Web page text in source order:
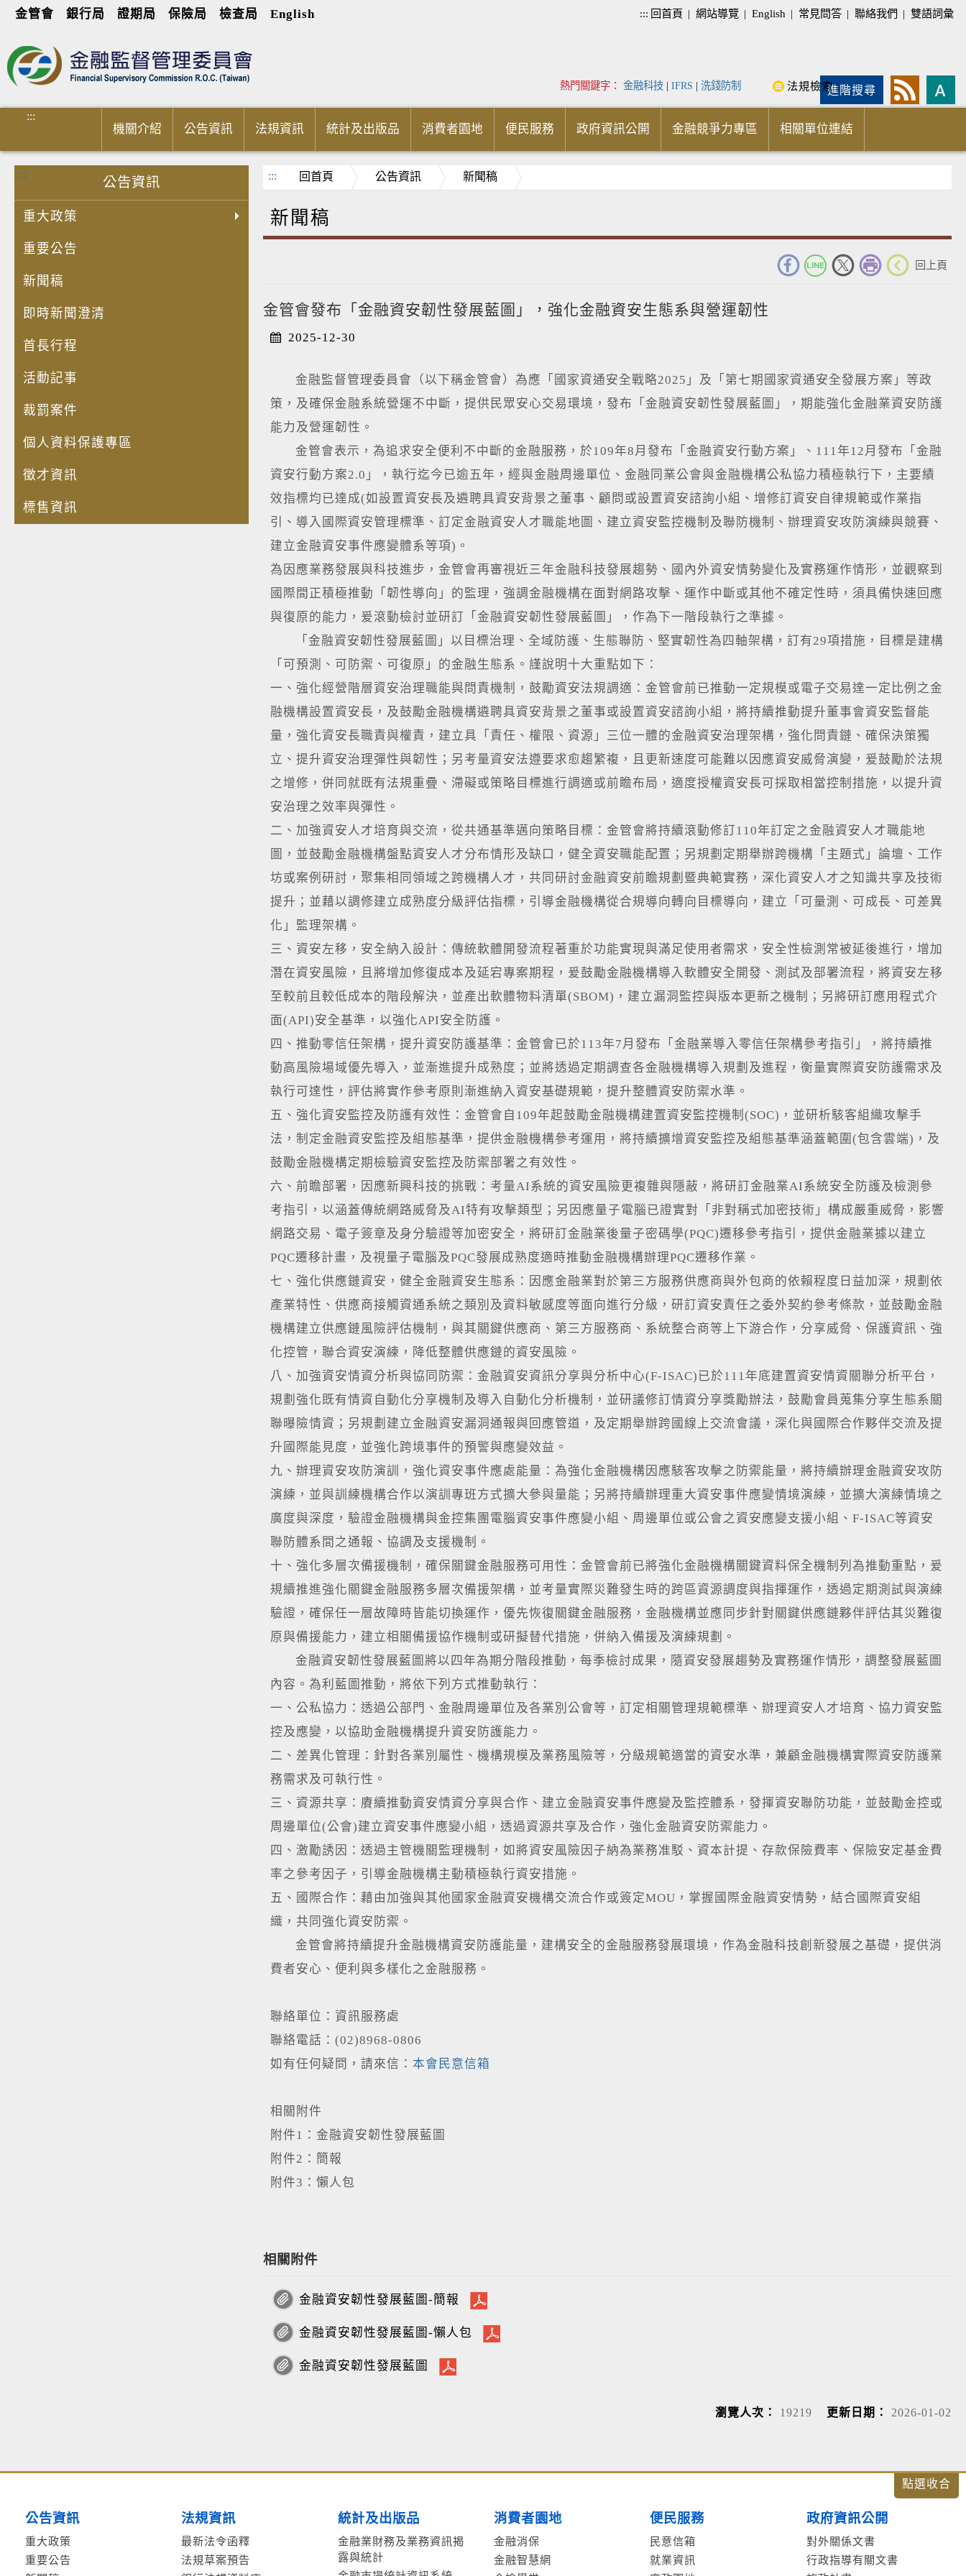
金管會 銀行局 證期局 保險局 檢查局 English ::: 回首頁 | 網站導覽 | English | 常見問答 | 聯絡我們 | 雙語詞彙
進階搜尋
熱門關鍵字： 金融科技 | IFRS | 洗錢防制 法規檢索
:::
機關介紹 公告資訊 法規資訊 統計及出版品 消費者園地 便民服務 政府資訊公開 金融競爭力專區 相關單位連結
:::
公告資訊
重大政策
重要公告
新聞稿
即時新聞澄清
首長行程
活動記事
裁罰案件
個人資料保護專區
徵才資訊
標售資訊
::: 回首頁 公告資訊 新聞稿
新聞稿
回上頁
金管會發布「金融資安韌性發展藍圖」，強化金融資安生態系與營運韌性
2025-12-30
金融監督管理委員會（以下稱金管會）為應「國家資通安全戰略2025」及「第七期國家資通安全發展方案」等政
策，及確保金融系統營運不中斷，提供民眾安心交易環境，發布「金融資安韌性發展藍圖」，期能強化金融業資安防護
能力及營運韌性。
金管會表示，為追求安全便利不中斷的金融服務，於109年8月發布「金融資安行動方案」、111年12月發布「金融
資安行動方案2.0」，執行迄今已逾五年，經與金融周邊單位、金融同業公會與金融機構公私協力積極執行下，主要績
效指標均已達成(如設置資安長及遴聘具資安背景之董事、顧問或設置資安諮詢小組、增修訂資安自律規範或作業指
引、導入國際資安管理標準、訂定金融資安人才職能地圖、建立資安監控機制及聯防機制、辦理資安攻防演練與競賽、
建立金融資安事件應變體系等項)。
為因應業務發展與科技進步，金管會再審視近三年金融科技發展趨勢、國內外資安情勢變化及實務運作情形，並觀察到
國際間正積極推動「韌性導向」的監理，強調金融機構在面對網路攻擊、運作中斷或其他不確定性時，須具備快速回應
與復原的能力，爰滾動檢討並研訂「金融資安韌性發展藍圖」，作為下一階段執行之準據。
「金融資安韌性發展藍圖」以目標治理、全域防護、生態聯防、堅實韌性為四軸架構，訂有29項措施，目標是建構
「可預測、可防禦、可復原」的金融生態系。謹說明十大重點如下：
一、強化經營階層資安治理職能與問責機制，鼓勵資安法規調適：金管會前已推動一定規模或電子交易達一定比例之金
融機構設置資安長，及鼓勵金融機構遴聘具資安背景之董事或設置資安諮詢小組，將持續推動提升董事會資安監督能
量，強化資安長職責與權責，建立具「責任、權限、資源」三位一體的金融資安治理架構，強化問責鏈、確保決策獨
立、提升資安治理彈性與韌性；另考量資安法遵要求愈趨繁複，且更新速度可能難以因應資安威脅演變，爰鼓勵於法規
之增修，併同就既有法規重疊、滯礙或策略目標進行調適或前瞻布局，適度授權資安長可採取相當控制措施，以提升資
安治理之效率與彈性。
二、加強資安人才培育與交流，從共通基準邁向策略目標：金管會將持續滾動修訂110年訂定之金融資安人才職能地
圖，並鼓勵金融機構盤點資安人才分布情形及缺口，健全資安職能配置；另規劃定期舉辦跨機構「主題式」論壇、工作
坊或案例研討，聚集相同領域之跨機構人才，共同研討金融資安前瞻規劃暨典範實務，深化資安人才之知識共享及技術
提升；並藉以調修建立成熟度分級評估指標，引導金融機構從合規導向轉向目標導向，建立「可量測、可成長、可差異
化」監理架構。
三、資安左移，安全納入設計：傳統軟體開發流程著重於功能實現與滿足使用者需求，安全性檢測常被延後進行，增加
潛在資安風險，且將增加修復成本及延宕專案期程，爰鼓勵金融機構導入軟體安全開發、測試及部署流程，將資安左移
至較前且較低成本的階段解決，並產出軟體物料清單(SBOM)，建立漏洞監控與版本更新之機制；另將研訂應用程式介
面(API)安全基準，以強化API安全防護。
四、推動零信任架構，提升資安防護基準：金管會已於113年7月發布「金融業導入零信任架構參考指引」，將持續推
動高風險場域優先導入，並漸進提升成熟度；並將透過定期調查各金融機構導入規劃及進程，衡量實際資安防護需求及
執行可達性，評估將實作參考原則漸進納入資安基礎規範，提升整體資安防禦水準。
五、強化資安監控及防護有效性：金管會自109年起鼓勵金融機構建置資安監控機制(SOC)，並研析駭客組織攻擊手
法，制定金融資安監控及組態基準，提供金融機構參考運用，將持續擴增資安監控及組態基準涵蓋範圍(包含雲端)，及
鼓勵金融機構定期檢驗資安監控及防禦部署之有效性。
六、前瞻部署，因應新興科技的挑戰：考量AI系統的資安風險更複雜與隱蔽，將研訂金融業AI系統安全防護及檢測參
考指引，以涵蓋傳統網路威脅及AI特有攻擊類型；另因應量子電腦已證實對「非對稱式加密技術」構成嚴重威脅，影響
網路交易、電子簽章及身分驗證等加密安全，將研訂金融業後量子密碼學(PQC)遷移參考指引，提供金融業據以建立
PQC遷移計畫，及視量子電腦及PQC發展成熟度適時推動金融機構辦理PQC遷移作業。
七、強化供應鏈資安，健全金融資安生態系：因應金融業對於第三方服務供應商與外包商的依賴程度日益加深，規劃依
產業特性、供應商接觸資通系統之類別及資料敏感度等面向進行分級，研訂資安責任之委外契約參考條款，並鼓勵金融
機構建立供應鏈風險評估機制，與其關鍵供應商、第三方服務商、系統整合商等上下游合作，分享威脅、保護資訊、強
化控管，聯合資安演練，降低整體供應鏈的資安風險。
八、加強資安情資分析與協同防禦：金融資安資訊分享與分析中心(F-ISAC)已於111年底建置資安情資關聯分析平台，
規劃強化既有情資自動化分享機制及導入自動化分析機制，並研議修訂情資分享獎勵辦法，鼓勵會員蒐集分享生態系關
聯曝險情資；另規劃建立金融資安漏洞通報與回應管道，及定期舉辦跨國線上交流會議，深化與國際合作夥伴交流及提
升國際能見度，並強化跨境事件的預警與應變效益。
九、辦理資安攻防演訓，強化資安事件應處能量：為強化金融機構因應駭客攻擊之防禦能量，將持續辦理金融資安攻防
演練，並與訓練機構合作以演訓專班方式擴大參與量能；另將持續辦理重大資安事件應變情境演練，並擴大演練情境之
廣度與深度，驗證金融機構與金控集團電腦資安事件應變小組、周邊單位或公會之資安應變支援小組、F-ISAC等資安
聯防體系間之通報、協調及支援機制。
十、強化多層次備援機制，確保關鍵金融服務可用性：金管會前已將強化金融機構關鍵資料保全機制列為推動重點，爰
規續推進強化關鍵金融服務多層次備援架構，並考量實際災難發生時的跨區資源調度與指揮運作，透過定期測試與演練
驗證，確保任一層故障時皆能切換運作，優先恢復關鍵金融服務，金融機構並應同步針對關鍵供應鏈夥伴評估其災難復
原與備援能力，建立相關備援協作機制或研擬替代措施，併納入備援及演練規劃。
金融資安韌性發展藍圖將以四年為期分階段推動，每季檢討成果，隨資安發展趨勢及實務運作情形，調整發展藍圖
內容。為利藍圖推動，將依下列方式推動執行：
一、公私協力：透過公部門、金融周邊單位及各業別公會等，訂定相關管理規範標準、辦理資安人才培育、協力資安監
控及應變，以協助金融機構提升資安防護能力。
二、差異化管理：針對各業別屬性、機構規模及業務風險等，分級規範適當的資安水準，兼顧金融機構實際資安防護業
務需求及可執行性。
三、資源共享：賡續推動資安情資分享與合作、建立金融資安事件應變及監控體系，發揮資安聯防功能，並鼓勵金控或
周邊單位(公會)建立資安事件應變小組，透過資源共享及合作，強化金融資安防禦能力。
四、激勵誘因：透過主管機關監理機制，如將資安風險因子納為業務准駁、資本計提、存款保險費率、保險安定基金費
率之參考因子，引導金融機構主動積極執行資安措施。
五、國際合作：藉由加強與其他國家金融資安機構交流合作或簽定MOU，掌握國際金融資安情勢，結合國際資安組
織，共同強化資安防禦。
金管會將持續提升金融機構資安防護能量，建構安全的金融服務發展環境，作為金融科技創新發展之基礎，提供消
費者安心、便利與多樣化之金融服務。
聯絡單位：資訊服務處
聯絡電話：(02)8968-0806
如有任何疑問，請來信： 本會民意信箱
相關附件
附件1：金融資安韌性發展藍圖
附件2：簡報
附件3：懶人包
相關附件
金融資安韌性發展藍圖-簡報
金融資安韌性發展藍圖-懶人包
金融資安韌性發展藍圖
瀏覽人次： 19219 更新日期： 2026-01-02
公告資訊
重大政策
重要公告
法規資訊
最新法令函釋
法規草案預告
統計及出版品
金融業財務及業務資訊揭
露與統計
消費者園地
金融消保
金融智慧網
便民服務
民意信箱
就業資訊
政府資訊公開
對外關係文書
行政指導有關文書